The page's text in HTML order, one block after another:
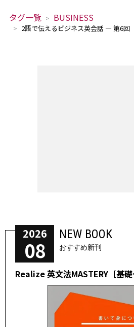
タグ一覧 BUSINESS
2語で伝えるビジネス英会話 — 第6回
2026
08
NEW BOOK
おすすめ新刊
Realize 英文法MASTERY［基礎